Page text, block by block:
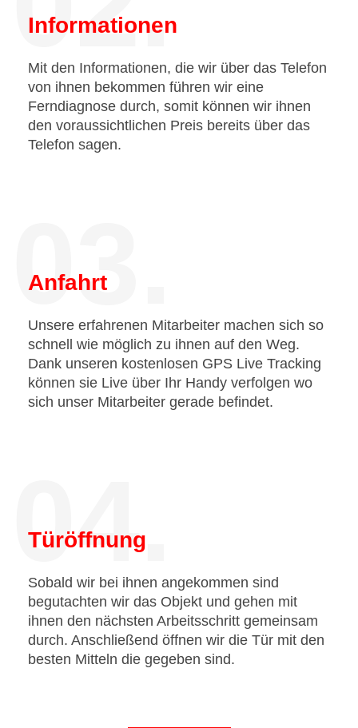
Informationen
Mit den Informationen, die wir über das Telefon
von ihnen bekommen führen wir eine
Ferndiagnose durch, somit können wir ihnen
den voraussichtlichen Preis bereits über das
Telefon sagen.
03.
Anfahrt
Unsere erfahrenen Mitarbeiter machen sich so
schnell wie möglich zu ihnen auf den Weg.
Dank unseren kostenlosen GPS Live Tracking
können sie Live über Ihr Handy verfolgen wo
sich unser Mitarbeiter gerade befindet.
04.
Türöffnung
Sobald wir bei ihnen angekommen sind
begutachten wir das Objekt und gehen mit
ihnen den nächsten Arbeitsschritt gemeinsam
durch. Anschließend öffnen wir die Tür mit den
besten Mitteln die gegeben sind.